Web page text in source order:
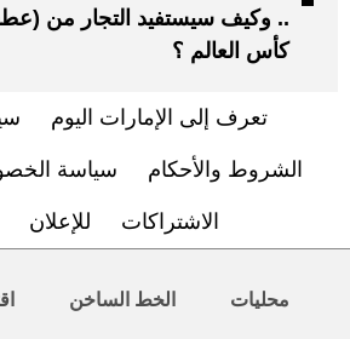
.. وكيف سيستفيد التجار من
كأس العالم ؟
تعرف إلى الإمارات اليوم
الشروط والأحكام سياسة
الاشتراكات للإعلان
محليات الخط الساخن